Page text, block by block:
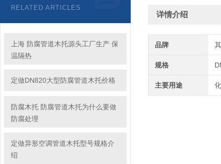
RELATED ARTICLES
上海 防腐管道木托源头工厂生产 保
温隔热
定做DN820大型防腐管道木托价格
防腐木托 防腐管道木托为什么要做
防腐处理
定做异形空调管道木托型号规格介
绍
详情介绍
品牌
规格
主要用途